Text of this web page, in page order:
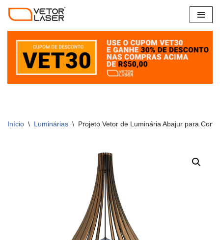
para
conteúdo
Início \ Luminárias \ Projeto Vetor de Luminária Abajur para